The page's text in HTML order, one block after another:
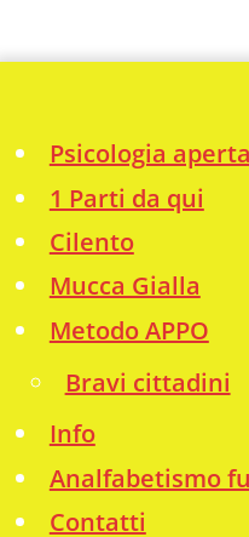
Psicologia
1 Parti da qui
Cilento
Mucca Gialla
Metodo APPO
Bravi cittadini
Info
Analfabetismo
Contatti